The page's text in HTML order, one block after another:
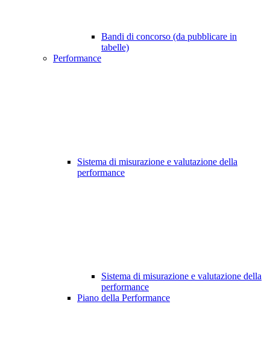
Bandi di concorso (da pubblicare in
tabelle)
Performance
Sistema di misurazione e valutazione della
performance
Sistema di misurazione e valutazione della
performance
Piano della Performance